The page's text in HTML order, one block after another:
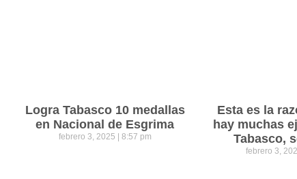
Logra Tabasco 10 medallas
en Nacional de Esgrima
febrero 3, 2025 8:57 pm
Esta es la
hay muchas
Tabasco,
febrero 3,